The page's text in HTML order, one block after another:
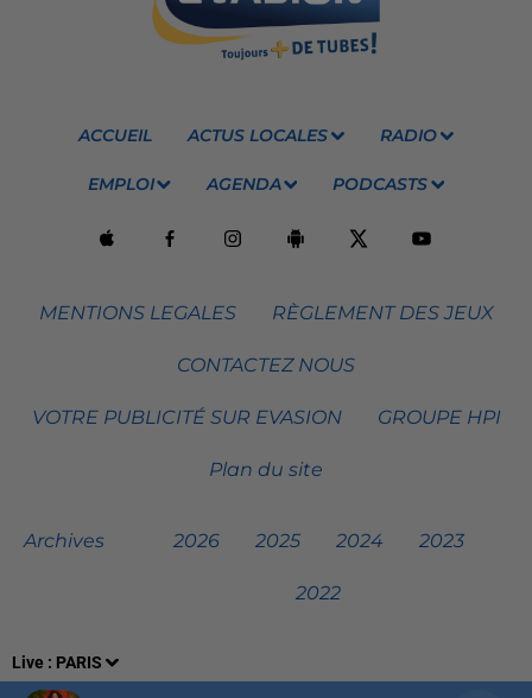
Live : PARIS
ACCUEIL ACTUS LOCALES RADIO
EMPLOI AGENDA PODCASTS
MENTIONS LEGALES RÈGLEMENT DES JEUX
CONTACTEZ NOUS
VOTRE PUBLICITÉ SUR EVASION GROUPE HPI
Plan du site
Archives 2026 2025 2024 2023
2022